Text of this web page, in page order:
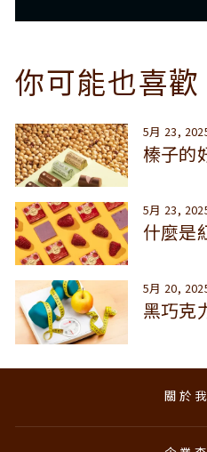
你可能也喜歡
5月 23,
榛子的
5月 23,
什麼是
5月 20,
黑巧克
關於